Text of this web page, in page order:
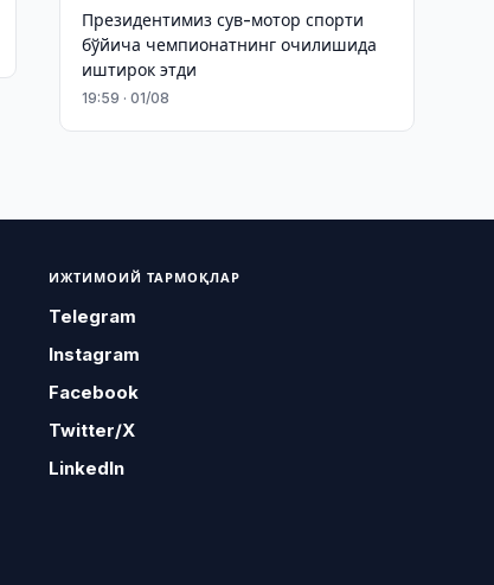
Президентимиз сув-мотор спорти
бўйича чемпионатнинг очилишида
иштирок этди
19:59 · 01/08
ИЖТИМОИЙ ТАРМОҚЛАР
Telegram
Instagram
Facebook
Twitter/X
LinkedIn